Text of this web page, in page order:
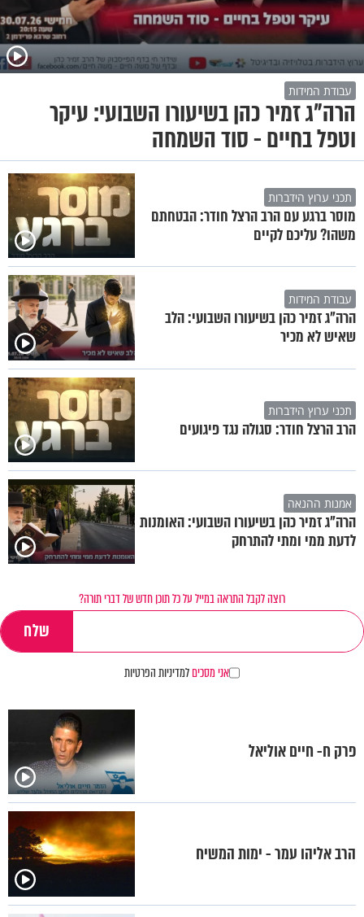
עבודת המידות
הרה"ג זמיר כהן בשיעורו השבועי: עיקר
וטפל בחיים - סוד השמחה
תכני ערוץ הידברות
מוסר ברגע עם הרב הרצל חודר: הבטחתם
משהו? עליכם לקיים
עבודת המידות
הרה"ג זמיר כהן בשיעורו השבועי: הלב
שאיש לא מכיר
תכני ערוץ הידברות
הרב הרצל חודר: סגולה נגד פיגועים
אמנות ההנאה
הרה"ג זמיר כהן בשיעורו השבועי: האומנות
לדעת ממי ומתי להתרחק
רוצה לקבל התראה במייל על כל תוכן חדש של דברי תורה?
אני מסכיםלמדיניות הפרטיות
פרק ח- חיים אוליאל
הרב אליהו עמר - ימות המשיח